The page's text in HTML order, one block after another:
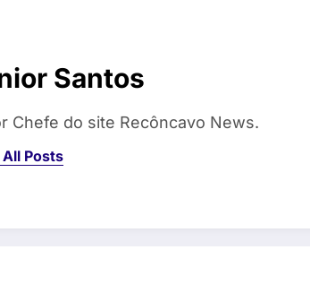
Santos
Chefe do site Recôncavo News.
Posts